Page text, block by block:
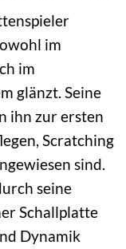
im
im
glänzt. Seine
ihn zur ersten
Scratching
sind.
seine
Schallplatte
Dynamik